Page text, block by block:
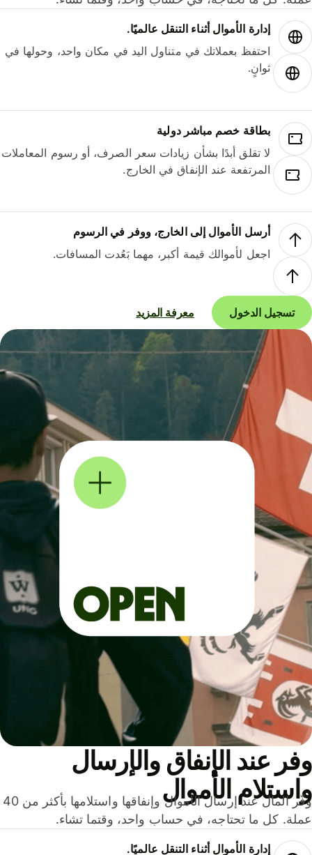
إدارة الأموال أثناء التنقل عالميًا.
احتفظ بعملاتك في متناول اليد في مكان واحد، وحولها في
ثوانٍ.
بطاقة خصم مباشر دولية
لا تقلق أبدًا بشأن زيادات سعر الصرف، أو رسوم المعاملات
المرتفعة عند الإنفاق في الخارج.
أرسل الأموال إلى الخارج، ووفر في الرسوم
اجعل لأموالك قيمة أكبر، مهما بَعُدت المسافات.
تسجيل الدخول معرفة المزيد
عند الإنفاق والإرسال
الأموال
وفّر المال عند إرسال الأموال وإنفاقها واستلامها بأكثر من 40
كل ما تحتاجه، في حساب واحد، وقتما تشاء.
إدارة الأموال أثناء التنقل عالميًا.